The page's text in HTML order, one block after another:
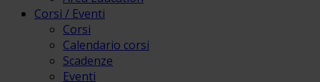
Corsi / Eventi
Corsi
Calendario corsi
Scadenze
Eventi